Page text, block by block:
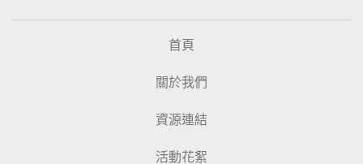
首頁
關於我們
資源連結
活動花絮